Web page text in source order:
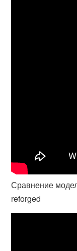
Сравнение
reforged